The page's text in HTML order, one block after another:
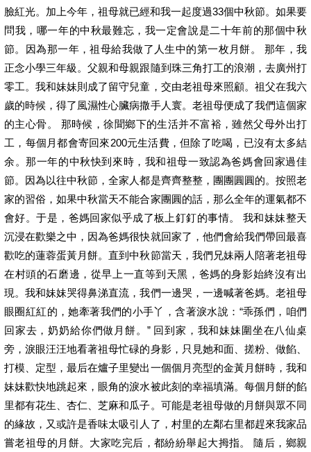
臉紅光。加上今年，祖母就已經和我一起度過33個中秋節。如果要
問我，哪一年的中秋最難忘，我一定會說是二十年前的那個中秋
節。因為那一年，祖母給我做了人生中的第一枚月餅。 那年，我
正念小學三年級。父親和母親跟隨到珠三角打工的浪潮，去廣州打
零工。我和妹妹則成了留守兒童，交由老祖母來照顧。祖父在我六
歲的時候，得了風濕性心臟病撒手人寰。老祖母便成了我們這個家
的主心骨。 那時候，徐聞鄉下的生活并不富裕，雖然父母外出打
工，每個月都會寄回來200元生活費，但除了吃喝，已沒有太多結
余。那一年的中秋快到來時，我和祖母一致認為爸媽會回家過佳
節。因為以往中秋節，全家人都是齊齊整整，團團圓圓的。按照老
家的習俗，如果中秋當天不能合家團圓的話，那么全年的運氣都不
會好。于是，爸媽回家似乎成了板上釘釘的事情。 我和妹妹整天
沉浸在歡樂之中，因為爸媽很快就回家了，他們會給我們帶回最喜
歡吃的蓮蓉蛋黃月餅。直到中秋節當天，我們兄妹兩人陪著老祖母
在村頭的石磨邊，從早上一直等到天黑，爸媽的身影始終沒有出
現。我和妹妹哭得鼻涕直流，我們一邊哭，一邊喊著爸媽。老祖母
眼圈紅紅的，她牽著我們的小手丫，含著淚水說：“乖孫們，咱們
回家去，奶奶給你們做月餅。” 回到家，我和妹妹圍坐在八仙桌
旁，淚眼汪汪地看著祖母忙碌的身影，只見她和面、搓粉、做餡、
打模、定型，最后在爐子里變出一個個月亮型的金黃月餅時，我和
妹妹歡快地跳起來，眼角的淚水被此刻的幸福填滿。每個月餅的餡
里都有花生、杏仁、芝麻和瓜子。可能是老祖母做的月餅與眾不同
的緣故，又或許是香味太吸引人了，村里的左鄰右里都趕來我家品
嘗老祖母的月餅。大家吃完后，都紛紛舉起大拇指。 隨后，鄉親